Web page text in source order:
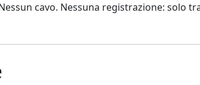
cavo. Nessuna registrazione: solo